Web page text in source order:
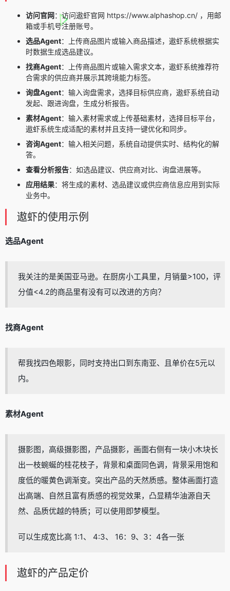
访问官网：访问遨虾官网 https://www.alphashop.cn/ ，用邮
箱或手机号注册账号。
选品Agent：上传商品图片或输入商品描述，遨虾系统根据实
时数据生成选品建议。
找商Agent：上传商品图片或输入需求文本，遨虾系统推荐符
合需求的供应商并展示其跨境能力标签。
询盘Agent：输入询盘需求，选择目标供应商，遨虾系统自动
发起、跟进询盘，生成分析报告。
素材Agent：输入素材需求或上传基础素材，选择目标平台，
遨虾系统生成适配的素材并且支持一键优化和同步。
咨询Agent：输入相关问题，系统自动提供实时、结构化的解
答。
查看分析报告：如选品建议、供应商对比、询盘进展等。
应用结果：将生成的素材、选品建议或供应商信息应用到实际
业务中。
遨虾的使用示例
选品Agent
我关注的是美国亚马逊。在厨房小工具里，月销量>100，评
分值<4.2的商品里有没有可以改进的方向？
找商Agent
帮我找四色眼影，同时支持出口到东南亚、且单价在5元以
内。
素材Agent
摄影图，高级摄影图，产品摄影，画面右侧有一块小木块长
出一枝蜿蜒的桂花枝子，背景和桌面同色调，背景采用饱和
度低的暖黄色调渐变。突出产品的天然质感。整体画面打造
出高端、自然且富有质感的视觉效果，凸显精华油源自天
然、品质优越的特质；可以使用即梦模型。
可以生成宽比高 1:1、 4:3、 16：9、3：4各一张
遨虾的产品定价